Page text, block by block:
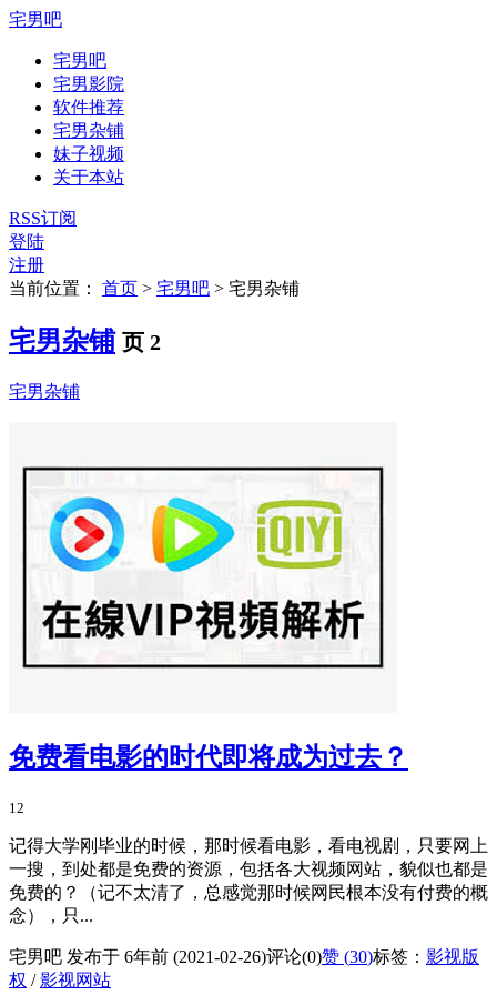
宅男吧
宅男吧
宅男影院
软件推荐
宅男杂铺
妹子视频
关于本站
RSS订阅
登陆
注册
当前位置：
首页 > 宅男吧 > 宅男杂铺
宅男杂铺 页 2
宅男杂铺
免费看电影的时代即将成为过去？
12
记得大学刚毕业的时候，那时候看电影，看电视剧，只要网上
一搜，到处都是免费的资源，包括各大视频网站，貌似也都是
免费的？（记不太清了，总感觉那时候网民根本没有付费的概
念），只...
宅男吧 发布于 6年前 (2021-02-26)评论(0)赞 (30)标签： 影视版
权 /影视网站